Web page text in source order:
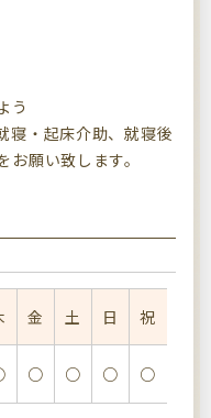
う
寝・起床介助、就寝後
願い致します。
金 土 日 祝
○ ○ ○ ○